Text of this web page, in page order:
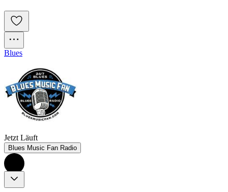
Blues
Jetzt Läuft
Blues Music Fan Radio